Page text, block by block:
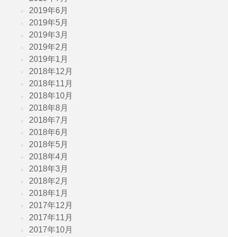
2019年6月
2019年5月
2019年3月
2019年2月
2019年1月
2018年12月
2018年11月
2018年10月
2018年8月
2018年7月
2018年6月
2018年5月
2018年4月
2018年3月
2018年2月
2018年1月
2017年12月
2017年11月
2017年10月